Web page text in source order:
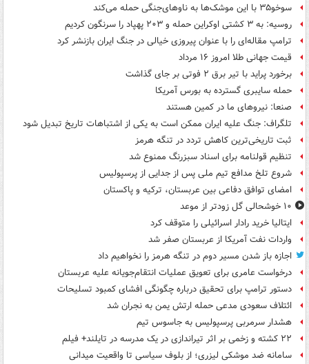
سوخو۳۵ با این موشک‌ها به ناوهای‌جنگی حمله می‌کند
روسیه: به ۳ کشتی اوکراین حمله و ۲۰۳ پهپاد را سرنگون کردیم
ترامپ مقاله‌ای را با عنوان پیروزی خیالی در جنگ ایران بازنشر کرد
قیمت جهانی طلا امروز ۱۶ مرداد
برخورد پراید با تیر برق ۲ فوتی بر جای گذاشت
حمله سایبری گسترده به بورس آمریکا
صنعا: نیروهای ما در کمین‌ هستند
تلگراف: جنگ علیه ایران ممکن است به یکی از اشتباهات تاریخ تبدیل شود
ثبت تاریخی‌ترین کاهش تردد در تنگه هرمز
تنظیم قولنامه برای اسناد سبزرنگ ممنوع شد
شروع تلخ مدافع تیم ملی پس از جدایی از پرسپولیس
امضای توافق دفاعی بین عربستان، ترکیه و پاکستان
۱۰ خوشحالی گل زودتر از موعد
ایتالیا خرید رادار اسرائیلی را متوقف کرد
واردات نفت آمریکا از عربستان صفر شد
اجازه باز شدن مسیر دوم در تنگه هرمز را نخواهیم داد
درخواست عامری برای تعویق عملیات انتقام‌جویانه علیه عربستان
دستور ترامپ برای تحقیق درباره چگونگی افشای کمبود تسلیحات
ائتلاف سعودی مدعی حمله ارتش یمن به نجران شد
هشدار سرمربی پرسپولیس به جاسوس تیم
۲۲ کشته و زخمی بر اثر تیراندازی در یک مدرسه در تایلند+ فیلم
سامانه ضد موشکی لیزری؛ از بلوف سیاسی تا واقعیت میدانی